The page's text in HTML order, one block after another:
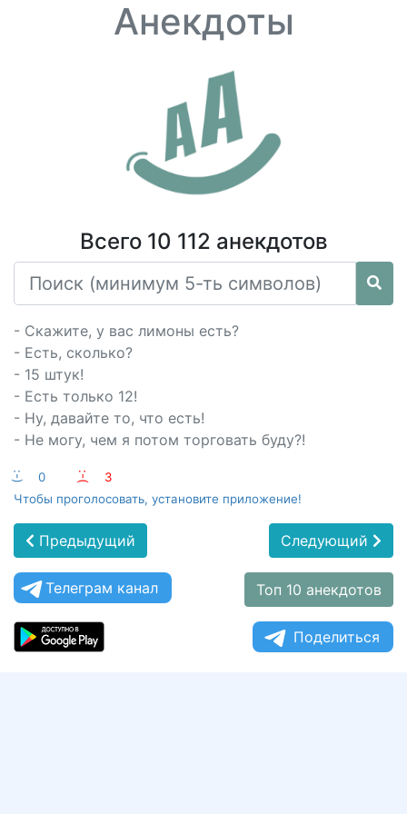
Анекдоты
Всего 10 112 анекдотов
- Скажите, у вас лимоны есть?
- Есть, сколько?
- 15 штук!
- Есть только 12!
- Ну, давайте то, что есть!
- Не могу, чем я потом торговать буду?!
:-) 0 :-(
3
Чтобы проголосовать, установите приложение!
Предыдущий Следующий
Телеграм канал Топ 10 анекдотов
Поделиться